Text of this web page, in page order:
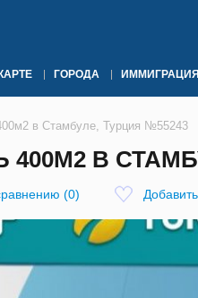
ГОРОДА ИММИГРАЦИЯ
в Стамбуле, Турция №55243
В
(0)